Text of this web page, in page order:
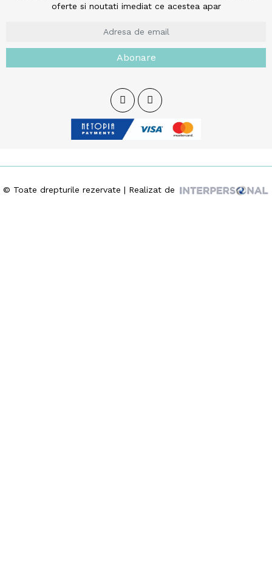
oferte si noutati imediat ce acestea apar
Abonare
© Toate drepturile rezervate | Realizat de